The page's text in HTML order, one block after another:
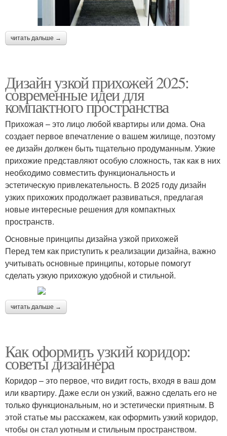
читать дальше →
Дизайн узкой прихожей 2025:
современные идеи для
компактного пространства
Прихожая – это лицо любой квартиры или дома. Она
создает первое впечатление о вашем жилище, поэтому
ее дизайн должен быть тщательно продуманным. Узкие
прихожие представляют особую сложность, так как в них
необходимо совместить функциональность и
эстетическую привлекательность. В 2025 году дизайн
узких прихожих продолжает развиваться, предлагая
новые интересные решения для компактных
пространств.
Основные принципы дизайна узкой прихожей
Перед тем как приступить к реализации дизайна, важно
учитывать основные принципы, которые помогут
сделать узкую прихожую удобной и стильной.
читать дальше →
Как оформить узкий коридор:
советы дизайнера
Коридор – это первое, что видит гость, входя в ваш дом
или квартиру. Даже если он узкий, важно сделать его не
только функциональным, но и эстетически приятным. В
этой статье мы расскажем, как оформить узкий коридор,
чтобы он стал уютным и стильным пространством.